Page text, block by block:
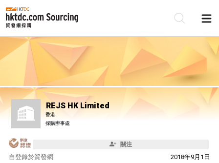
REJS HK Limited
香港
採購辦事處
關注
自 2018年9月1日
登錄於貿發網